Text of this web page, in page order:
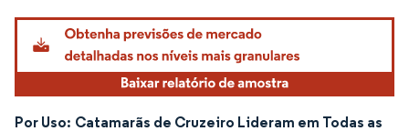
Por Uso: Catamarãs de Cruzeiro Lideram em Todas as